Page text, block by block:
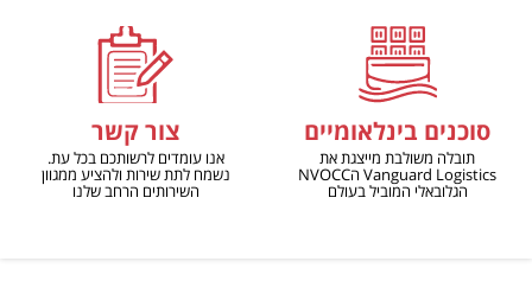
סוכנים בינלאומיים
תובלה משולבת מייצגת את
Vanguard Logistics הNVOCC
הגלובאלי המוביל בעולם
צור קשר
אנו עומדים לרשותכם בכל עת.
נשמח לתת שירות ולהציע ממגוון
השירותים הרחב שלנו